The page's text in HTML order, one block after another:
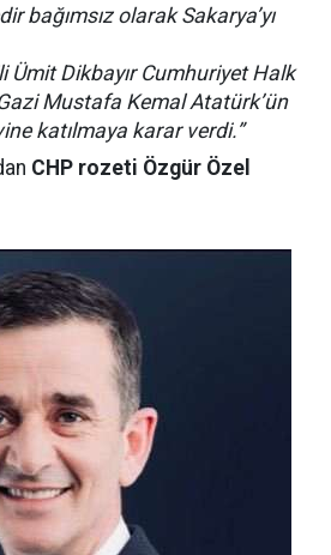
bağımsız olarak Sakarya’yı
Ümit Dikbayır Cumhuriyet Halk
Mustafa Kemal Atatürk’ün
katılmaya karar verdi.”
CHP rozeti Özgür Özel